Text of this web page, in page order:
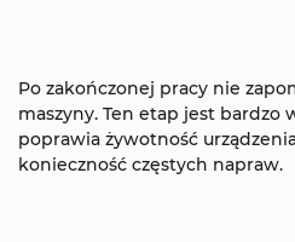
Po zakończonej pracy nie
maszyny. Ten etap jest bardzo
poprawia żywotność
konieczność częstych napraw.